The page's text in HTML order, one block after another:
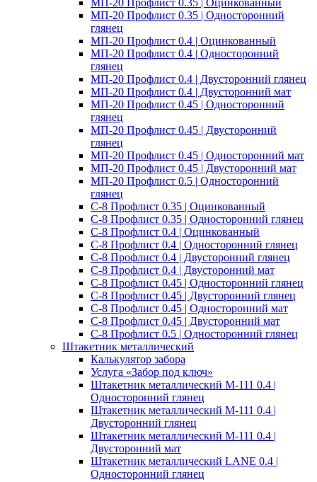
МП-20 Профлист 0.35 | Оцинкованный
МП-20 Профлист 0.35 | Односторонний
глянец
МП-20 Профлист 0.4 | Оцинкованный
МП-20 Профлист 0.4 | Односторонний
глянец
МП-20 Профлист 0.4 | Двусторонний глянец
МП-20 Профлист 0.4 | Двусторонний мат
МП-20 Профлист 0.45 | Односторонний
глянец
МП-20 Профлист 0.45 | Двусторонний
глянец
МП-20 Профлист 0.45 | Односторонний мат
МП-20 Профлист 0.45 | Двусторонний мат
МП-20 Профлист 0.5 | Односторонний
глянец
С-8 Профлист 0.35 | Оцинкованный
С-8 Профлист 0.35 | Односторонний глянец
С-8 Профлист 0.4 | Оцинкованный
С-8 Профлист 0.4 | Односторонний глянец
С-8 Профлист 0.4 | Двусторонний глянец
С-8 Профлист 0.4 | Двусторонний мат
С-8 Профлист 0.45 | Односторонний глянец
С-8 Профлист 0.45 | Двусторонний глянец
С-8 Профлист 0.45 | Односторонний мат
С-8 Профлист 0.45 | Двусторонний мат
С-8 Профлист 0.5 | Односторонний глянец
Штакетник металлический
Калькулятор забора
Услуга «Забор под ключ»
Штакетник металлический M-111 0.4 |
Односторонний глянец
Штакетник металлический M-111 0.4 |
Двусторонний глянец
Штакетник металлический M-111 0.4 |
Двусторонний мат
Штакетник металлический LANE 0.4 |
Односторонний глянец